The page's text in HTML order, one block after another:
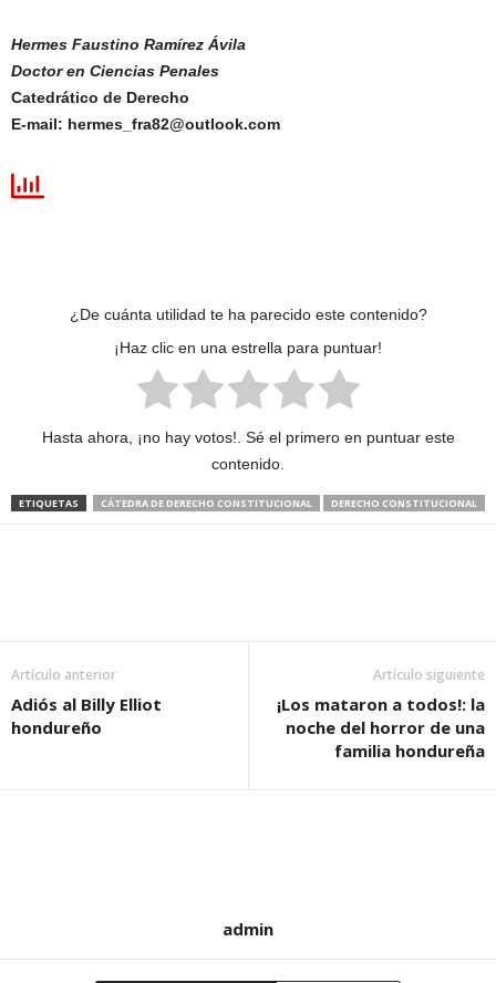
Hermes Faustino Ramírez Ávila
Doctor en Ciencias Penales
Catedrático de Derecho
E-mail: hermes_fra82@outlook.com
¿De cuánta utilidad te ha parecido este contenido?
¡Haz clic en una estrella para puntuar!
Hasta ahora, ¡no hay votos!. Sé el primero en puntuar este
contenido.
ETIQUETAS CÁTEDRA DE DERECHO CONSTITUCIONAL DERECHO CONSTITUCIONAL
Artículo anterior
Adiós al Billy Elliot
hondureño
Artículo siguiente
¡Los mataron a todos!: la
noche del horror de una
familia hondureña
admin